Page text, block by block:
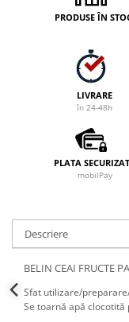
PRODUSE ÎN
LIVRARE
în 24-48h
PLATA
mobilPay
Descriere
BELIN CEAI
Sfat utilizare/
Se toarnă apă